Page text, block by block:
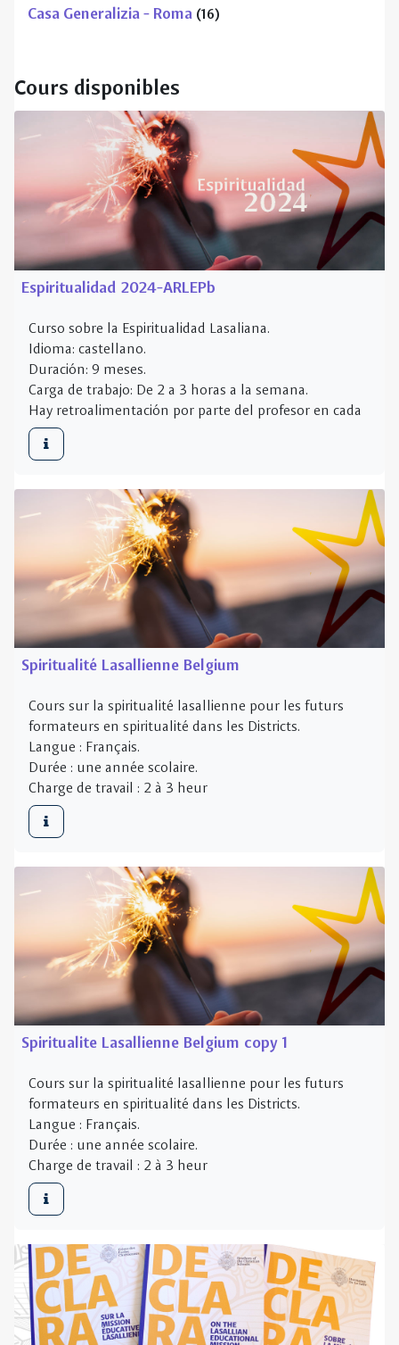
Espiritualidad 2024-ARLEPb
Curso sobre la Espiritualidad Lasaliana.
Idioma: castellano.
Duración: 9 meses.
Carga de trabajo: De 2 a 3 horas a la semana.
Hay retroalimentación por parte del profesor en cada
Spiritualité Lasallienne Belgium
Cours sur la spiritualité lasallienne pour les futurs
formateurs en spiritualité dans les Districts.
Langue : Français.
Durée : une année scolaire.
Charge de travail : 2 à 3 heur
Spiritualite Lasallienne Belgium copy 1
Cours sur la spiritualité lasallienne pour les futurs
formateurs en spiritualité dans les Districts.
Langue : Français.
Durée : une année scolaire.
Charge de travail : 2 à 3 heur
Declaration on the Lasallian Educational Mission/
Declaracíon Sobre la Misiòn Educativa Lasallista/
Déclaration sur la Mission Éducative Lasallienne/